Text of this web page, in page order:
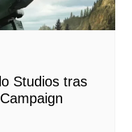
Studios tras